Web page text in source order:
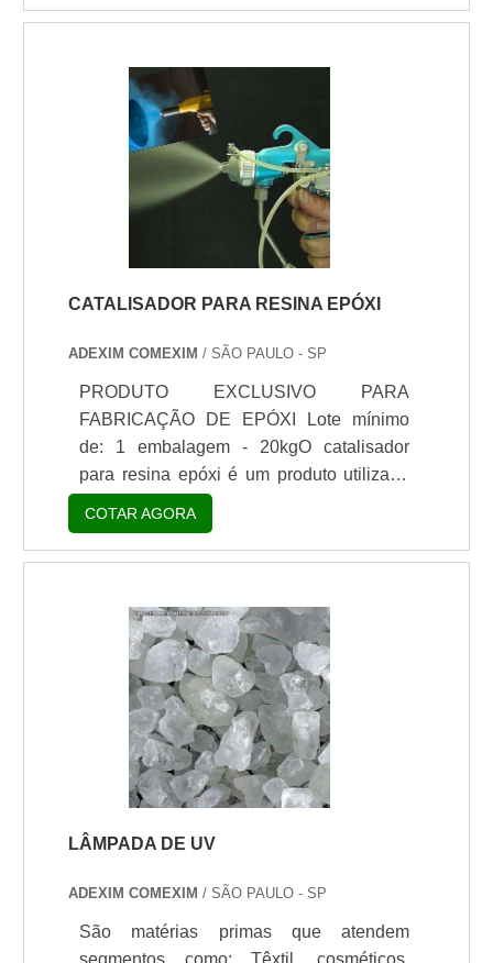
minérios da mais alta pureza e qualidade.
espessantes inorgânicos é fundamental
por ser aplicados em sistema aquoso,
sistema solvente com o auxílio de um
surfactante e em sistemas sem
solvente.INFORMAÇÕES ADICIONAIS
SOBRE O PRODUTOAbaixo, é.
CATALISADOR PARA RESINA EPÓXI
ADEXIM COMEXIM / SÃO PAULO - SP
PRODUTO EXCLUSIVO PARA
FABRICAÇÃO DE EPÓXI Lote mínimo
de: 1 embalagem - 20kgO catalisador
para resina epóxi é um produto utilizado
com a função de aprimorar as
propriedades da resina epóxi, que pode
ser usada nos segmentos de construção
máquinas quanto como adesivos de
construção civil. Aplicações do
catalisadorPara adicionar o catalisador
para resina epóxi é preciso saber que sua
adição deve ser feita diretamente ao
produto acabado, no momento em que.
COTAR AGORA
LÂMPADA DE UV
ADEXIM COMEXIM / SÃO PAULO - SP
São matérias primas que atendem
segmentos como: Têxtil, cosméticos,